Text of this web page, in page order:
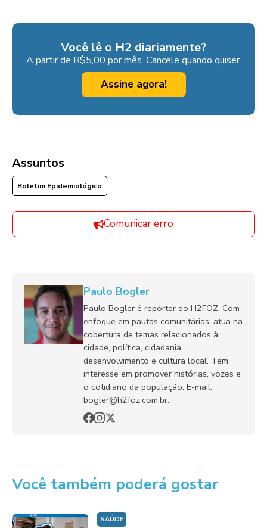
Você lê o H2 diariamente?
A partir de R$5,00 por mês. Cancele quando quiser.
Assine agora!
Assuntos
Boletim Epidemiológico
Comunicar erro
Paulo Bogler
Paulo Bogler é repórter do H2FOZ. Com
enfoque em pautas comunitárias, atua na
cobertura de temas relacionados à
cidade, política, cidadania,
desenvolvimento e cultura local. Tem
interesse em promover histórias, vozes e
o cotidiano da população. E-mail:
bogler@h2foz.com.br.
Você também poderá gostar
SAÚDE